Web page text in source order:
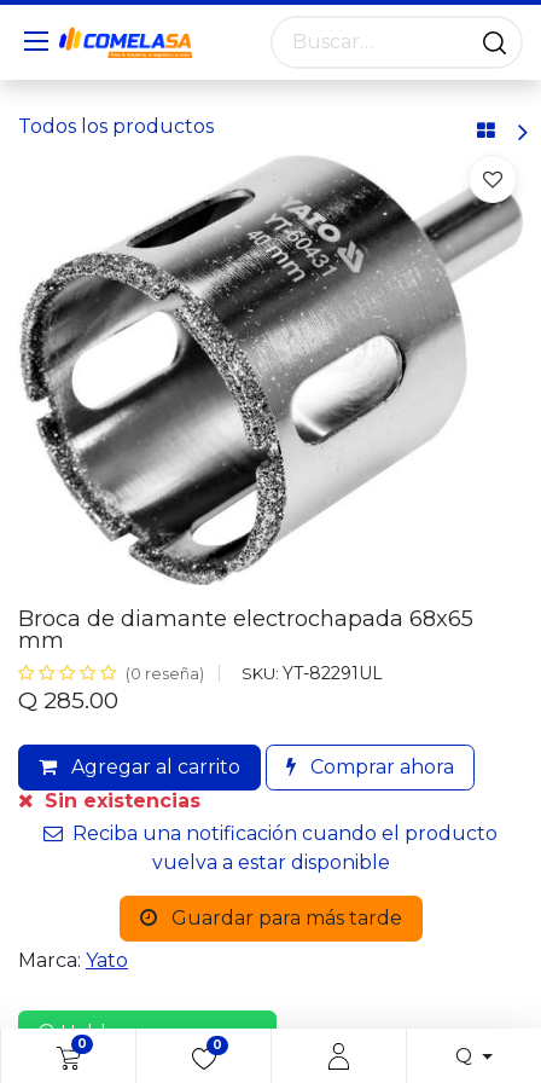
0 0 Q
Todos los productos
Broca de diamante electrochapada 68x65
mm
(0 reseña) SKU: YT-82291UL
Q 285.00
Agregar al carrito
Comprar ahora
Sin existencias
Reciba una notificación cuando el producto
vuelva a estar disponible
Guardar para más tarde
Marca: Yato
Habla con un asesor